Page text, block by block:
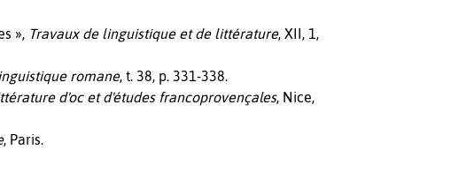
»,
Travaux de linguistique et de littérature, XII, 1,
romane, t. 38, p. 331-338.
d'oc et d'études francoprovençales, Nice,
, Paris.